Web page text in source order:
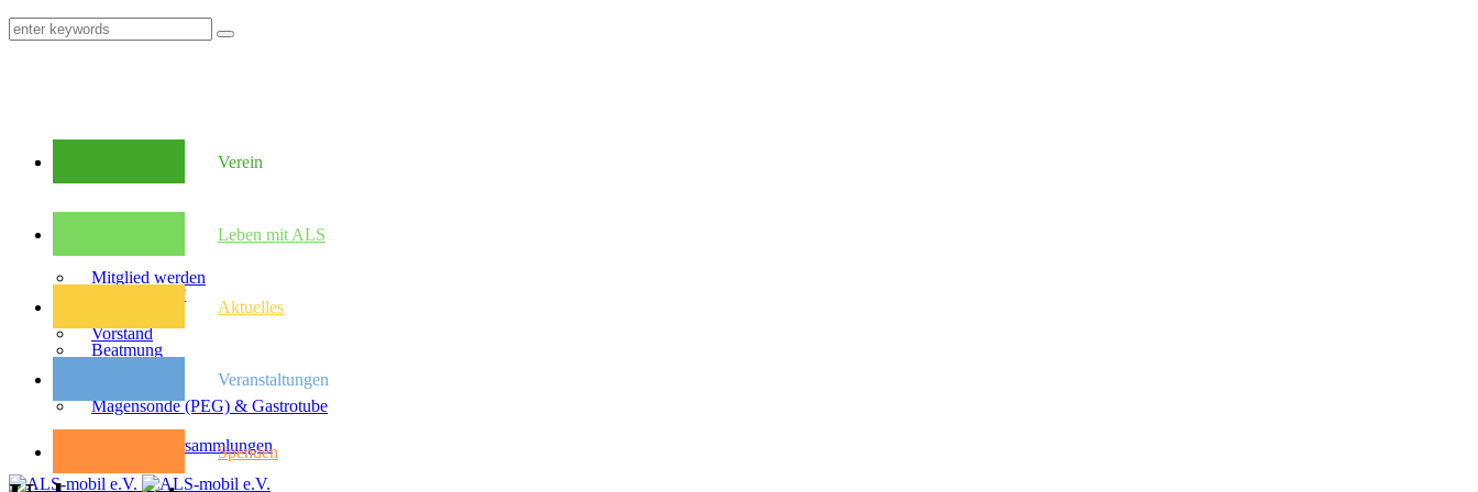
Verein
Mitglied werden
Vorstand
Mitglieder­versammlungen
Leben mit ALS
Was ist ALS?
Beatmung
Magensonde (PEG) & Gastrotube
Aktuelles
Veranstaltungen
Spenden